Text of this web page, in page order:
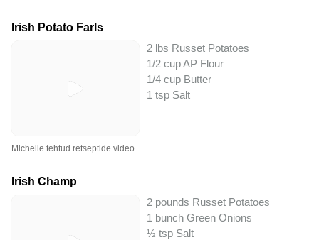
Irish Potato Farls
2 lbs Russet Potatoes
1/2 cup AP Flour
1/4 cup Butter
1 tsp Salt
Michelle tehtud retseptide video
Irish Champ
2 pounds Russet Potatoes
1 bunch Green Onions
½ tsp Salt